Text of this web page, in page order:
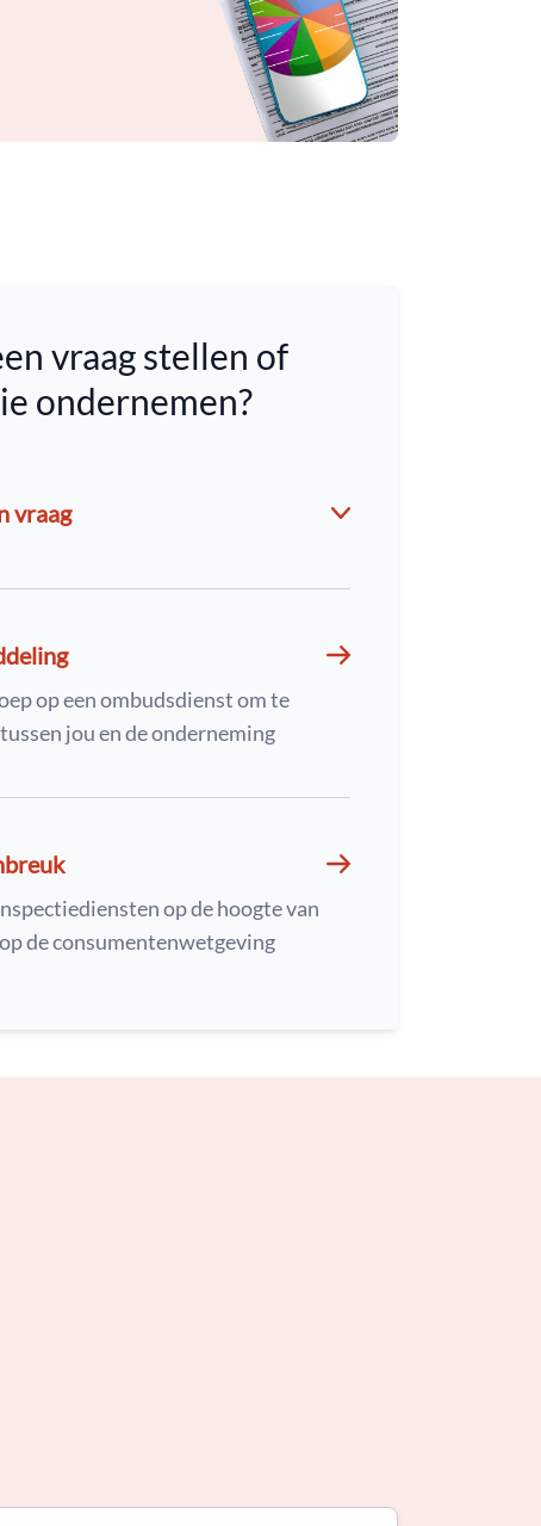
vraag stellen of
ondernemen?
vraag
op een ombudsdienst om te
jou en de onderneming
op de hoogte van
de consumentenwetgeving